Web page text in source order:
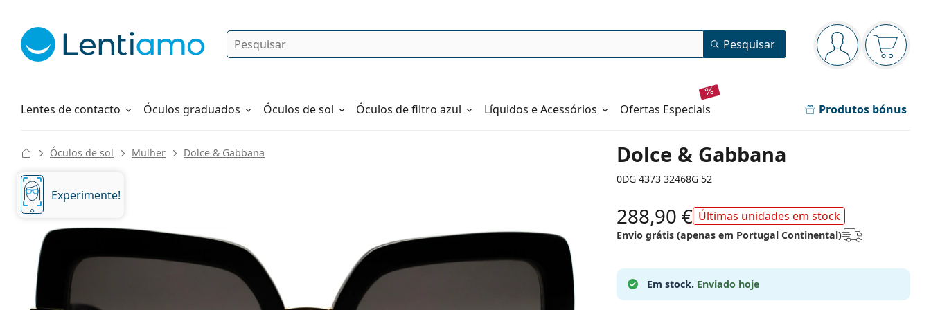
Painel de navegação
está conectado
O cesto
Pesquisar Pesquisar
Lentes de contacto
Líquidos Óculos graduados Óculos de sol Óculos de filtro azul Líquidos e Acessórios ofertas especiais Produtos bónus
Como fazer um pedido
Dolce & Gabbana
0DG 4373 32468G 52
Óculos de sol Mulher Dolce & Gabbana
Experimente!
288,90 € Últimas unidades em stock
Envio grátis (apenas em Portugal Continental)
Em stock. Enviado hoje